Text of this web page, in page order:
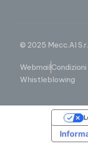
© 2025 Mecc.Al
Webmail
Whistleblowing